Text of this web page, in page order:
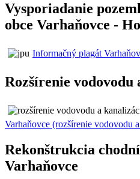
Vysporiadanie
obce Varhaňovce -
Informačný plagát
Rozšírenie vodovodu
Varhaňovce (rozšírenie vodovodu
Rekonštrukcia
Varhaňovce